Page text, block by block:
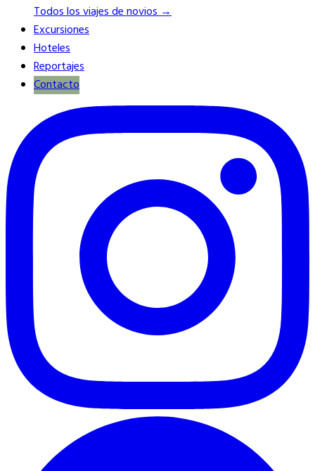
Todos los viajes de novios →
Excursiones
Hoteles
Reportajes
Contacto